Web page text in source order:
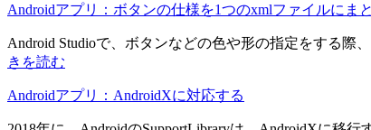
Androidアプリ：ボタンの仕様を1つのxmlファイルにま
Android Studioで、ボタンなどの色や形の指定をする
きを読む
Androidアプリ：AndroidXに対応する